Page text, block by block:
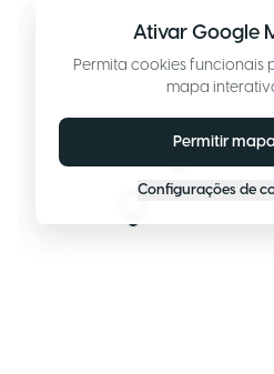
Ativar Google
Permita cookies funcionais
mapa
Permitir mapa
Configurações de